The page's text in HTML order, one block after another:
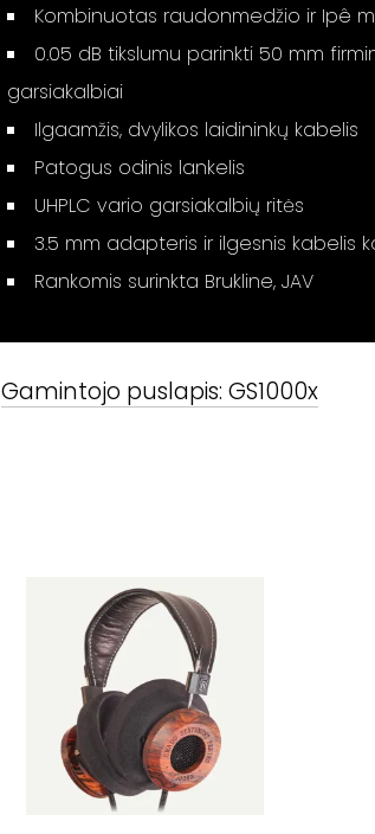
Kombinuotas raudonmedžio ir Ipê
0.05 dB tikslumu parinkti 50 mm
garsiakalbiai
Ilgaamžis, dvylikos laidininkų kabelis
Patogus odinis lankelis
UHPLC vario garsiakalbių ritės
3.5 mm adapteris ir ilgesnis kabelis
Rankomis surinkta Brukline, JAV
Gamintojo puslapis: GS1000x